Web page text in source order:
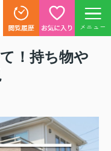
メニュー
！持ち物や